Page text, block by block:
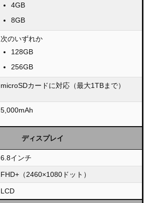
4GB
8GB
次のいずれか
128GB
256GB
microSDカードに対応（最大1TBまで）
5,000mAh
ディスプレイ
6.8インチ
FHD+（2460×1080ドット）
LCD